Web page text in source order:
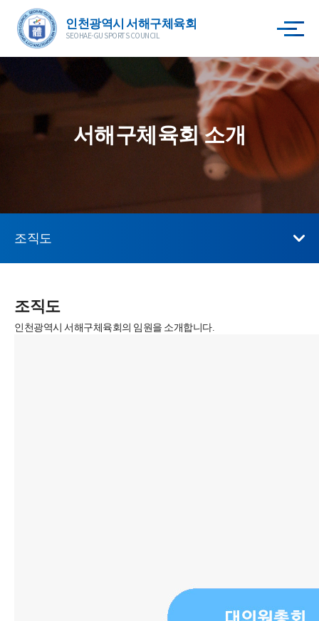
인천광역시 서해구체육회
SEOHAE-GU SPORTS COUNCIL
서해구체육회 소개
조직도
조직도
인천광역시 서해구체육회의 임원을 소개합니다.